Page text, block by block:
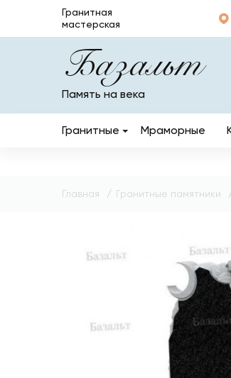
Гранитная
мастерская
Базальт
Память на века
Гранитные Мраморные
Главная Гранитные памятники